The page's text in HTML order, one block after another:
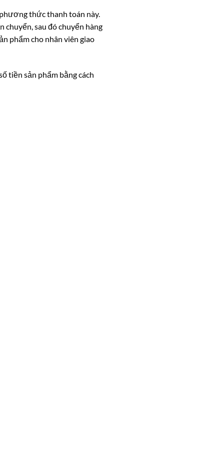
thức thanh toán này.
chuyển, sau đó chuyển hàng
phẩm cho nhân viên giao
tiền sản phẩm bằng cách